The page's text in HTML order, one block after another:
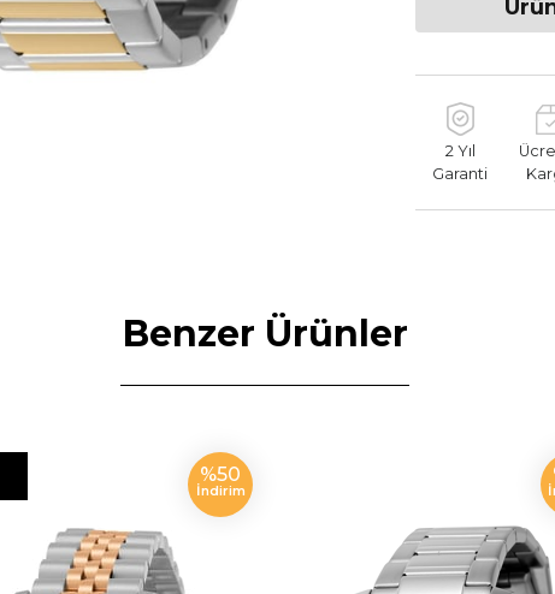
2 Yıl
Garanti
Benzer Ürünler
%50
İndirim